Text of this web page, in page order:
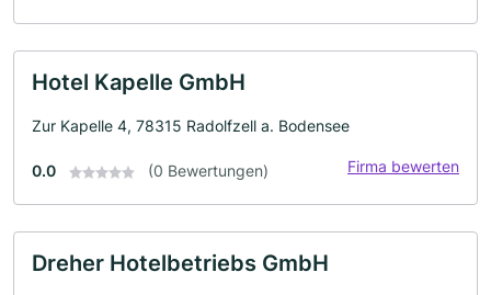
Hotel Kapelle GmbH
Zur Kapelle 4, 78315 Radolfzell a. Bodensee
0.0 (0 Bewertungen) Firma bewerten
Dreher Hotelbetriebs GmbH